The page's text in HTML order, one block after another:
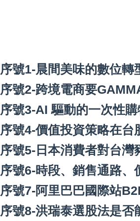
序號1-晨間美味的數位轉
序號2-跨境電商要
序號3-AI 驅動的一次性
序號4-價值投資策略在台
序號5-日本消費者對台灣
序號6-時段、銷售通路、
序號7-阿里巴巴國際站
序號8-洪瑞泰選股法是